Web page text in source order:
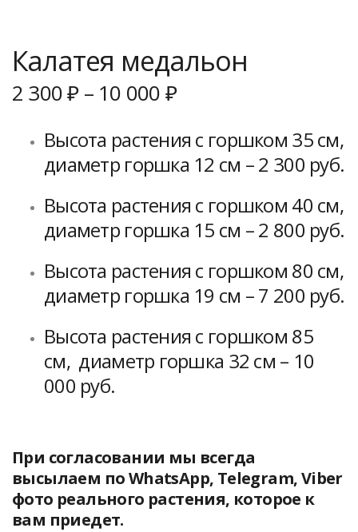
Калатея медальон
2 300₽ – 10 000₽
Высота растения с горшком 35 см,
диаметр горшка 12 см – 2 300 руб.
Высота растения с горшком 40 см,
диаметр горшка 15 см – 2 800 руб.
Высота растения с горшком 80 см,
диаметр горшка 19 см – 7 200 руб.
Высота растения с горшком 85
см, диаметр горшка 32 см – 10
000 руб.
При согласовании мы всегда
высылаем по WhatsApp, Telegram, Viber
фото реального растения, которое к
вам приедет.